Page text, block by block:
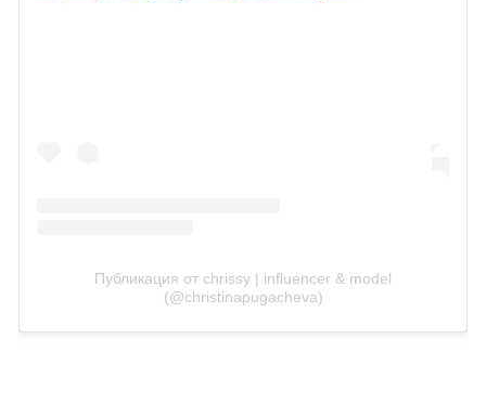
Публикация от chrissy | influencer & model
(@christinapugacheva)